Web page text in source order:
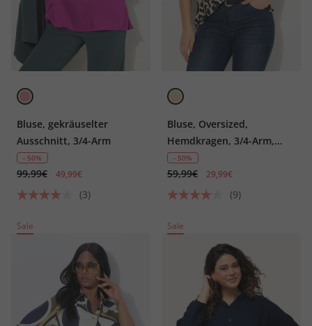
Bluse, gekräuselter
Ausschnitt, 3/4-Arm
- 50%
99,99€ 49,99€
(3)
Bluse, Oversized,
Hemdkragen, 3/4-Arm,
hinten länger
- 50%
59,99€ 29,99€
(9)
Sale Sale